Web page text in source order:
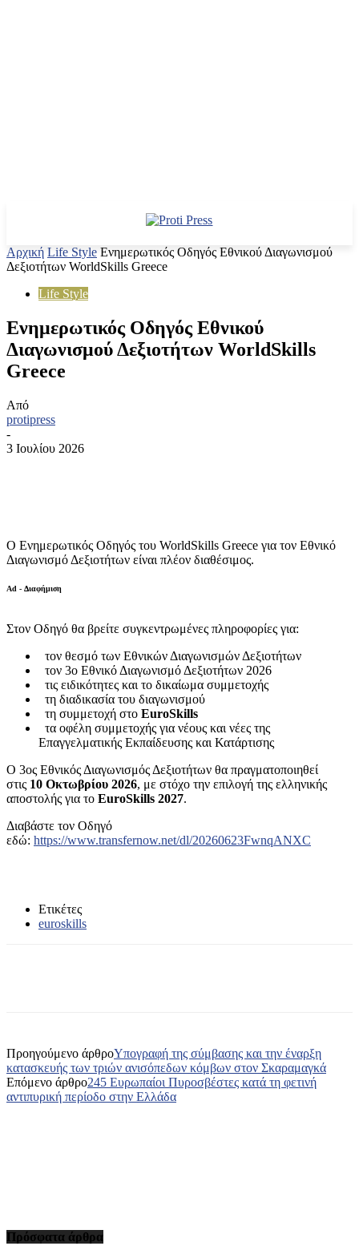
Αρχική Life Style Ενημερωτικός Οδηγός Εθνικού Διαγωνισμού
Δεξιοτήτων WorldSkills Greece
Life Style
Ενημερωτικός Οδηγός Εθνικού
Διαγωνισμού Δεξιοτήτων WorldSkills
Greece
Από
protipress
-
3 Ιουλίου 2026
Ο Ενημερωτικός Οδηγός του WorldSkills Greece για τον Εθνικό
Διαγωνισμό Δεξιοτήτων είναι πλέον διαθέσιμος.
Ad - Διαφήμιση
Στον Οδηγό θα βρείτε συγκεντρωμένες πληροφορίες για:
τον θεσμό των Εθνικών Διαγωνισμών Δεξιοτήτων
τον 3ο Εθνικό Διαγωνισμό Δεξιοτήτων 2026
τις ειδικότητες και το δικαίωμα συμμετοχής
τη διαδικασία του διαγωνισμού
τη συμμετοχή στο EuroSkills
τα οφέλη συμμετοχής για νέους και νέες της
Επαγγελματικής Εκπαίδευσης και Κατάρτισης
Ο 3ος Εθνικός Διαγωνισμός Δεξιοτήτων θα πραγματοποιηθεί
στις 10 Οκτωβρίου 2026, με στόχο την επιλογή της ελληνικής
αποστολής για το EuroSkills 2027.
Διαβάστε τον Οδηγό
εδώ: https://www.transfernow.net/dl/20260623FwnqANXC
Ετικέτες
euroskills
Προηγούμενο άρθροYπογραφή της σύμβασης και την έναρξη
κατασκευής των τριών ανισόπεδων κόμβων στον Σκαραμαγκά
Επόμενο άρθρο245 Ευρωπαίοι Πυροσβέστες κατά τη φετινή
αντιπυρική περίοδο στην Ελλάδα
Πρόσφατα άρθρα